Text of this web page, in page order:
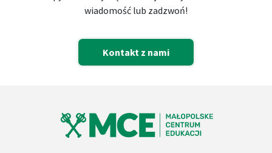
wiadomość lub zadzwoń!
Kontakt z nami